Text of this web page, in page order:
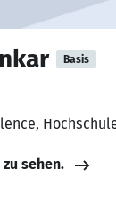
Basis
sehen.